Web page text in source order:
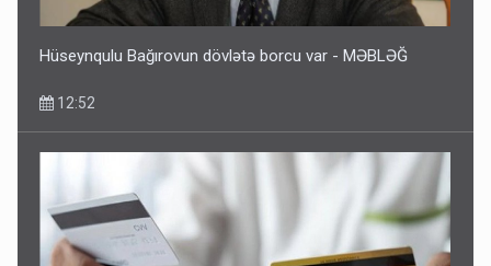
Hüseynqulu Bağırovun dövlətə borcu var - MƏBLƏĞ
12:52